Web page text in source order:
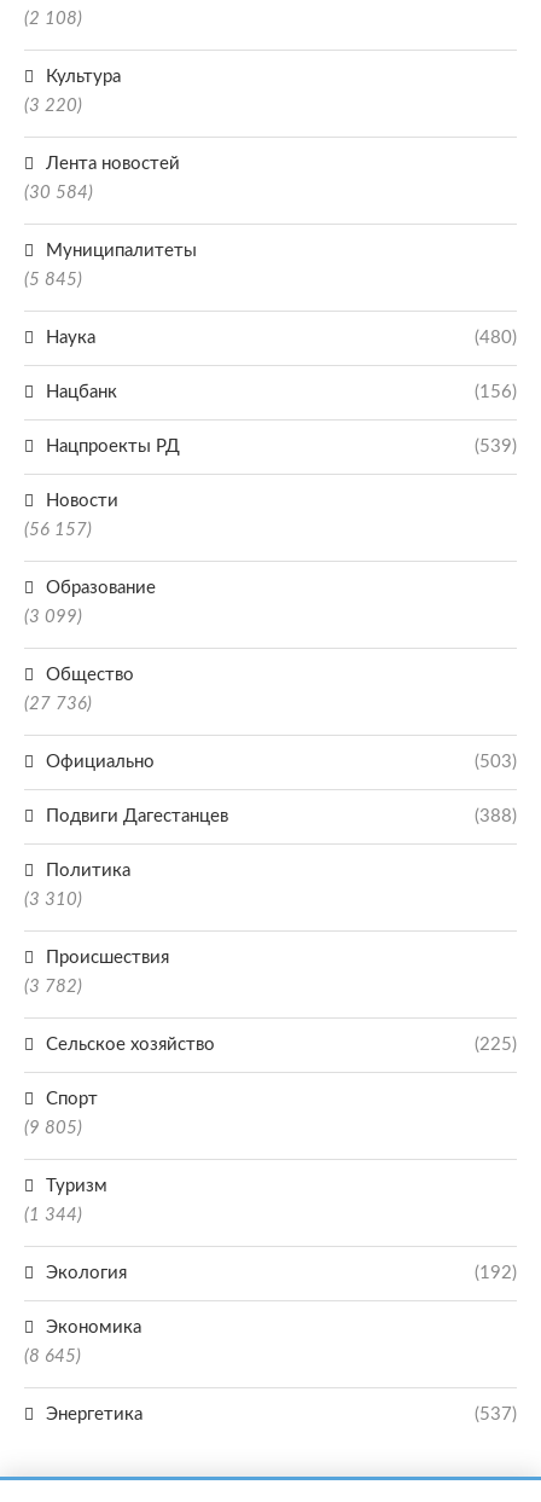
(2 108)
Культура
(3 220)
Лента новостей
(30 584)
Муниципалитеты
(5 845)
Наука (480)
Нацбанк (156)
Нацпроекты РД (539)
Новости
(56 157)
Образование
(3 099)
Общество
(27 736)
Официально (503)
Подвиги Дагестанцев (388)
Политика
(3 310)
Происшествия
(3 782)
Сельское хозяйство (225)
Спорт
(9 805)
Туризм
(1 344)
Экология (192)
Экономика
(8 645)
Энергетика (537)